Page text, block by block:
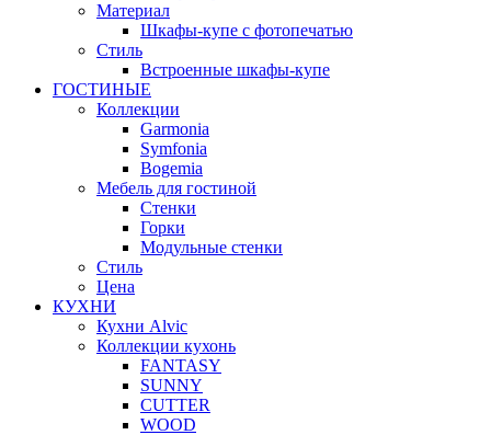
Материал
Шкафы-купе с фотопечатью
Стиль
Встроенные шкафы-купе
ГОСТИНЫЕ
Коллекции
Garmonia
Symfonia
Bogemia
Мебель для гостиной
Стенки
Горки
Модульные стенки
Стиль
Цена
КУХНИ
Кухни Alvic
Коллекции кухонь
FANTASY
SUNNY
CUTTER
WOOD